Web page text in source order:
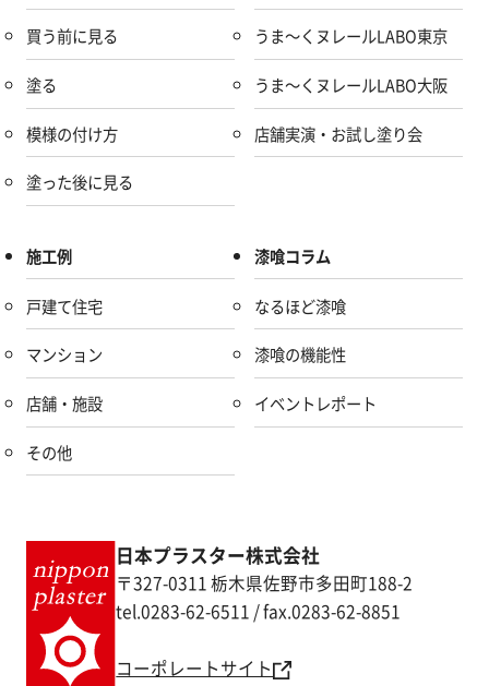
買う前に見る
塗る
模様の付け方
塗った後に見る
うま～くヌレールLABO東京
うま～くヌレールLABO大阪
店舗実演・お試し塗り会
施工例
戸建て住宅
マンション
店舗・施設
その他
漆喰コラム
なるほど漆喰
漆喰の機能性
イベントレポート
日本プラスター株式会社
〒327-0311 栃木県佐野市多田町188-2
tel.0283-62-6511 / fax.0283-62-8851
コーポレートサイト